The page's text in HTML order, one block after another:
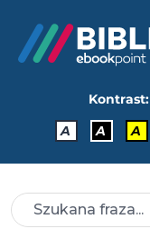
Kontrast:
A
A A